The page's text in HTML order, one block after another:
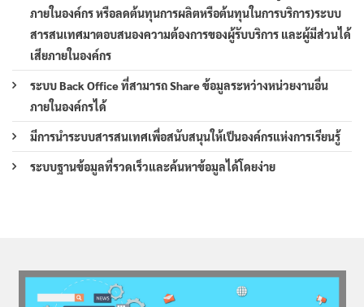
ภายในองค์กร หรือลดต้นทุนการผลิตหรือต้นทุนในการบริการ)ระบบ
สารสนเทศมาตอบสนองความต้องการของผู้รับบริการ และผู้มีส่วนได้
เสียภายในองค์กร
ระบบ Back Office ที่สามารถ Share ข้อมูลระหว่างหน่วยงานอื่น
ภายในองค์กรได้
มีการนำระบบสารสนเทศเพื่อสนับสนุนให้เป็นองค์กรแห่งการเรียนรู้
ระบบฐานข้อมูลที่รวดเร็วและค้นหาข้อมูลได้โดยง่าย